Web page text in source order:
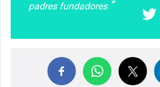
padres fundadores